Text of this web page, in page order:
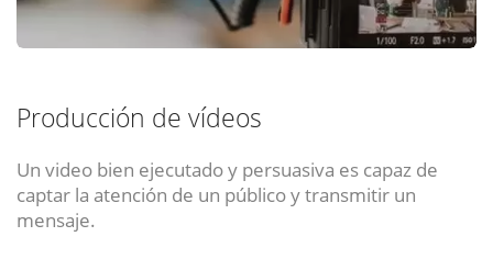
Producción de vídeos
Un video bien ejecutado y persuasiva es capaz de
captar la atención de un público y transmitir un
mensaje.